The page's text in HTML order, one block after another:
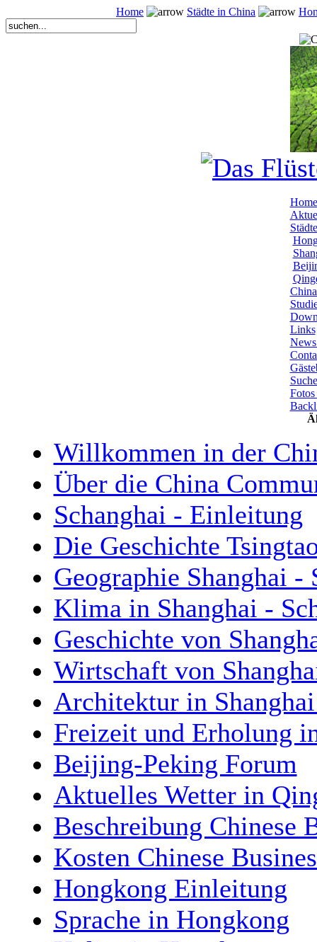
Home Städte in China
Home
Links
Willkommen in der
Über die China
Schanghai - Einleitung
Die Geschichte
Geographie Shanghai -
Klima in Shanghai -
Geschichte von
Wirtschaft von
Architektur in
Freizeit und Erholung
Beijing-Peking Forum
Aktuelles Wetter in
Beschreibung Chinese
Kosten Chinese
Hongkong Einleitung
Sprache in Hongkong